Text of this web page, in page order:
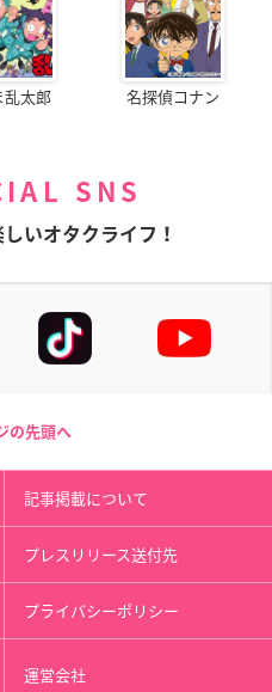
乱太郎 名探偵コナン
SNS
いオタクライフ！
の先頭へ
記事掲載について
プレスリリース送付先
プライバシーポリシー
運営会社